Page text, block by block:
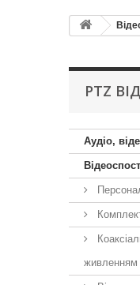
PTZ
Аудіо,
живленням